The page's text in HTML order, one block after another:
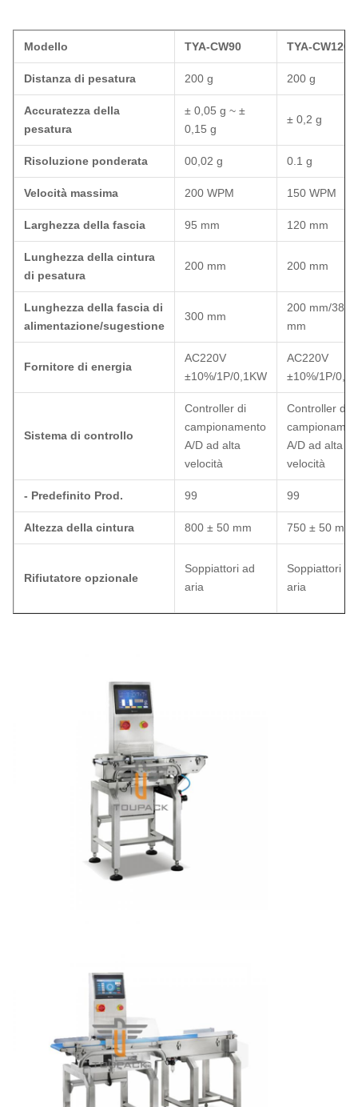
Modello TYA-CW90 TYA-CW120
Distanza di pesatura 200 g 200 g
Accuratezza della
pesatura
± 0,05 g ~ ±
0,15 g
± 0,2 g
Risoluzione ponderata 00,02 g 0.1 g
Velocità massima 200 WPM 150 WPM
Larghezza della fascia 95 mm 120 mm
Lunghezza della cintura
di pesatura
200 mm 200 mm
Lunghezza della fascia di
alimentazione/sugestione
300 mm
200 mm/380
mm
Fornitore di energia
AC220V
±10%/1P/0,1KW
AC220V
±10%/1P/
Sistema di controllo
Controller di
campionamento
A/D ad alta
velocità
Controller di
A/D ad alta
velocità
- Predefinito Prod. 99 99
Altezza della cintura 800 ± 50 mm 750 ± 50 mm
Rifiutatore opzionale
Soppiattori ad
aria
Soppiattori ad
aria